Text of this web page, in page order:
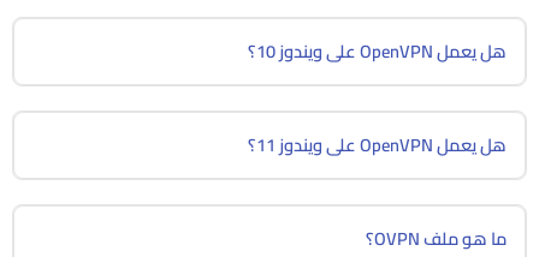
هل يعمل OpenVPN على ويندوز 10؟
هل يعمل OpenVPN على ويندوز 11؟
ما هو ملف OVPN؟